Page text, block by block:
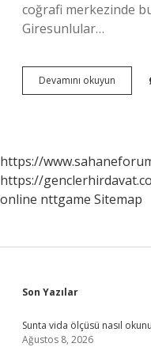
coğrafi merkezinde
Giresunlular…
Devamını okuyun
Kime
https://
https://
online nttgame Sitemap
Sidebar
Son Yazılar
Sunta vida ölçüsü nasıl
Ağustos 8, 2026